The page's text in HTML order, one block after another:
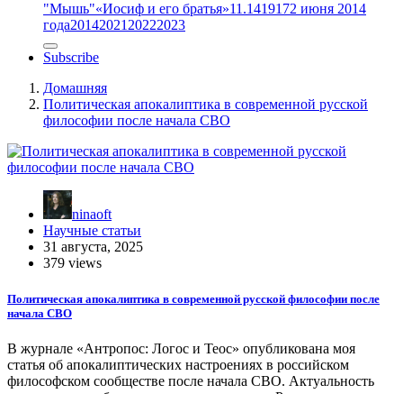
"Мышь"«Иосиф и его братья»11.1419172 июня 2014
года2014202120222023
Subscribe
Домашняя
Политическая апокалиптика в современной русской
философии после начала СВО
ninaoft
Научные статьи
31 августа, 2025
379 views
Политическая апокалиптика в современной русской философии после
начала СВО
В журнале «Антропос: Логос и Теос» опубликована моя
статья об апокалиптических настроениях в российском
философском сообществе после начала СВО. Актуальность